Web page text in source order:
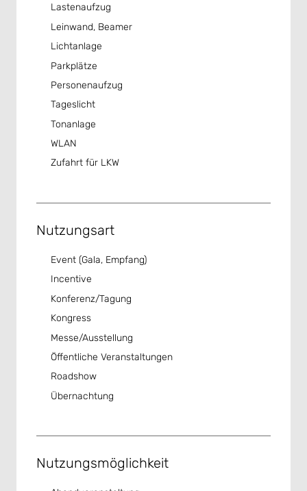
Lastenaufzug
Leinwand, Beamer
Lichtanlage
Parkplätze
Personenaufzug
Tageslicht
Tonanlage
WLAN
Zufahrt für LKW
Nutzungsart
Event (Gala, Empfang)
Incentive
Konferenz/Tagung
Kongress
Messe/Ausstellung
Öffentliche Veranstaltungen
Roadshow
Übernachtung
Nutzungsmöglichkeit